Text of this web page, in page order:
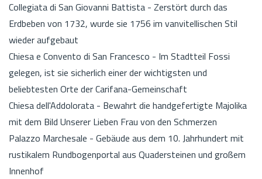
Collegiata di San Giovanni Battista - Zerstört durch das
Erdbeben von 1732, wurde sie 1756 im vanvitellischen Stil
wieder aufgebaut
Chiesa e Convento di San Francesco - Im Stadtteil Fossi
gelegen, ist sie sicherlich einer der wichtigsten und
beliebtesten Orte der Carifana-Gemeinschaft
Chiesa dell'Addolorata - Bewahrt die handgefertigte Majolika
mit dem Bild Unserer Lieben Frau von den Schmerzen
Palazzo Marchesale - Gebäude aus dem 10. Jahrhundert mit
rustikalem Rundbogenportal aus Quadersteinen und großem
Innenhof